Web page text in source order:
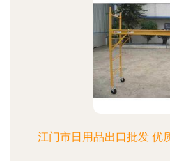
江门市日用品出口批发 优